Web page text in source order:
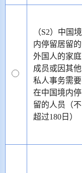
（S2）中国境
内停留居留的
外国人的家庭
成员或因其他
私人事务需要
在中国境内停
留的人员（不
超过180日）